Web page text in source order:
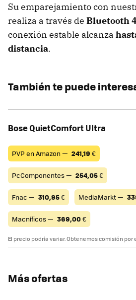
Su emparejamiento con
realiza a través de Bluetooth
conexión estable alcanza
distancia.
También te puede
Bose QuietComfort Ultra
PVP en Amazon — 241,19 €
PcComponentes — 254,05€
Fnac — 310,95€ MediaMarkt —
Macníficos — 369,00€
El precio podría variar. Obtenemos comisión por
Más ofertas